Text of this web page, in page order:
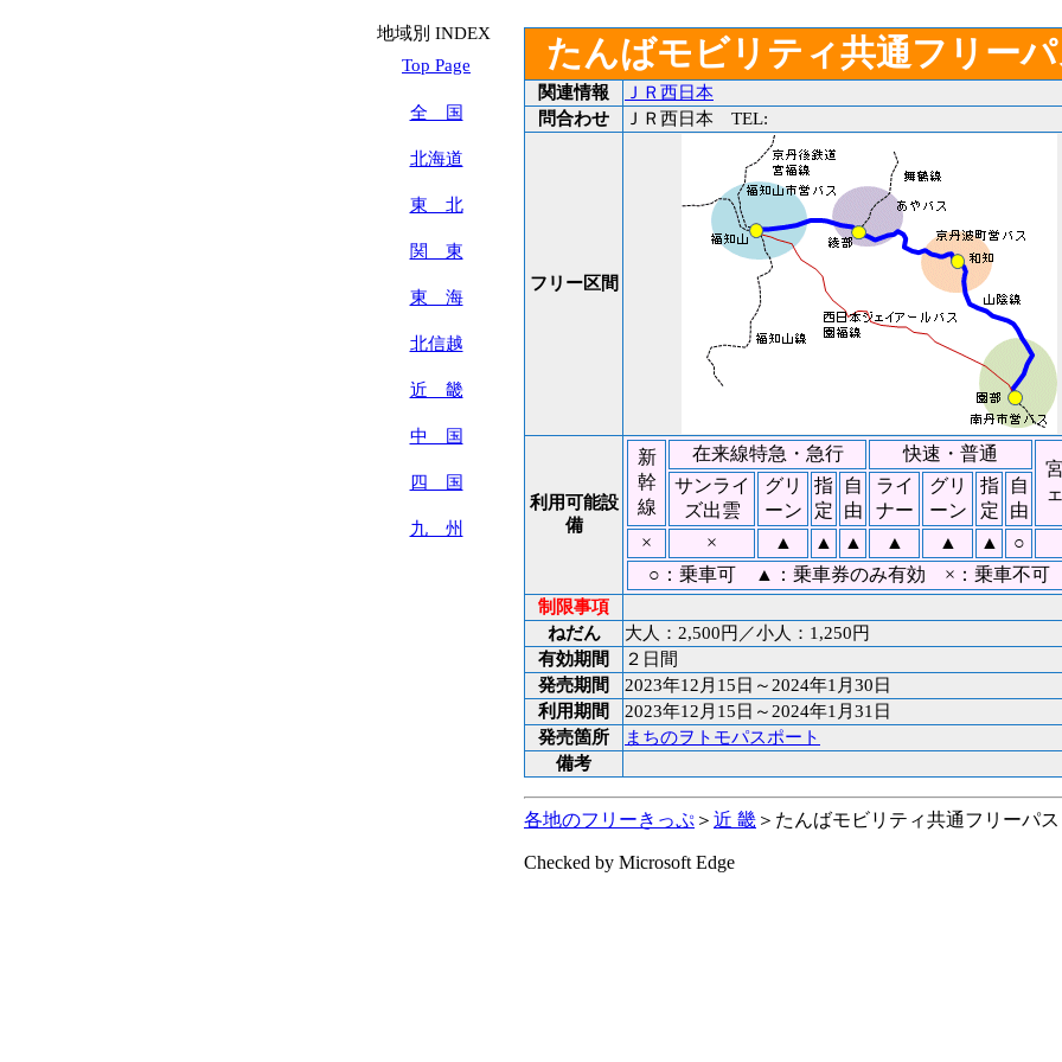
地域別 INDEX
Top Page
全 国
北海道
東 北
関 東
東 海
北信越
近 畿
中 国
四 国
九 州
たんばモビリティ共通フリーパ
関連情報
ＪＲ西日本
問合わせ
ＪＲ西日本 TEL:
フリー区間
利用可能設
備
新
幹
線
在来線特急・急行 快速・普通
サンライ
ズ出雲
グリ
ーン
指
定
自
由
ライ
ナー
グリ
ーン
指
定
自
由
×
× ▲ ▲ ▲ ▲ ▲ ▲ ○
○：乗車可 ▲：乗車券のみ有効 ×：乗車不可
制限事項
ねだん
大人：2,500円／小人：1,250円
有効期間
２日間
発売期間
2023年12月15日～2024年1月30日
利用期間
2023年12月15日～2024年1月31日
発売箇所
まちのヲトモパスポート
備考
各地のフリーきっぷ ＞ 近 畿 ＞たんばモビリティ共通フリーパス
Checked by Microsoft Edge